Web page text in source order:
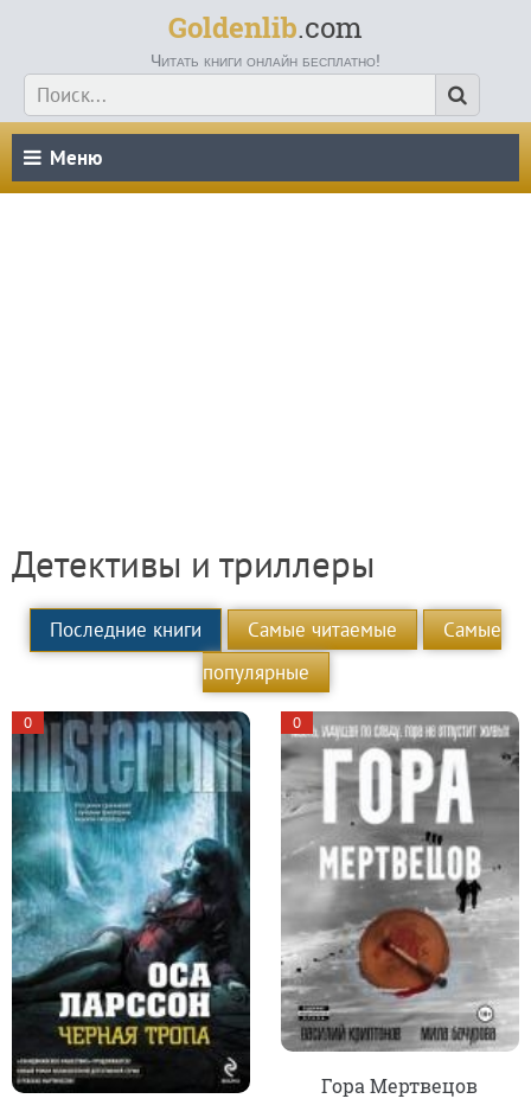
Goldenlib.com
Читать книги онлайн бесплатно!
Меню
Детективы и триллеры
Последние книги Самые читаемые
Самые
популярные
0
Гора Мертвецов
0